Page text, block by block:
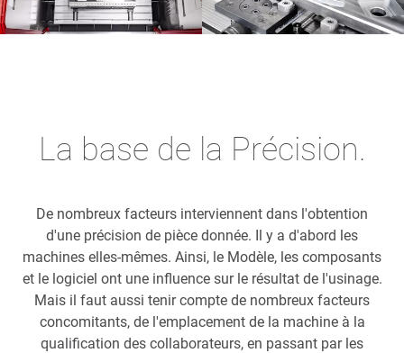
La base de la Précision.
De nombreux facteurs interviennent dans l'obtention
d'une précision de pièce donnée. Il y a d'abord les
machines elles-mêmes. Ainsi, le Modèle, les composants
et le logiciel ont une influence sur le résultat de l'usinage.
Mais il faut aussi tenir compte de nombreux facteurs
concomitants, de l'emplacement de la machine à la
qualification des collaborateurs, en passant par les